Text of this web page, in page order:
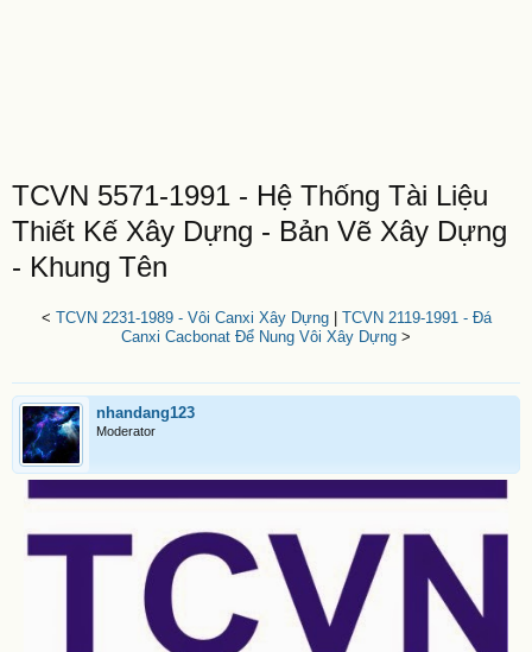
TCVN 5571-1991 - Hệ Thống Tài Liệu
Thiết Kế Xây Dựng - Bản Vẽ Xây Dựng
- Khung Tên
< TCVN 2231-1989 - Vôi Canxi Xây Dựng| TCVN 2119-1991 - Đá
Canxi Cacbonat Để Nung Vôi Xây Dựng >
nhandang123
Moderator